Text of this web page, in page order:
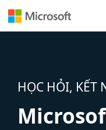
HỌC HỎI, KẾT